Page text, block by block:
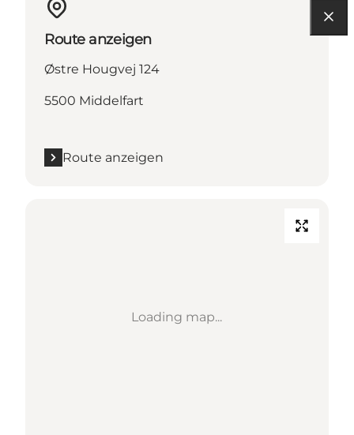
Route anzeigen
Østre Hougvej 124
5500 Middelfart
Route anzeigen
Loading map...